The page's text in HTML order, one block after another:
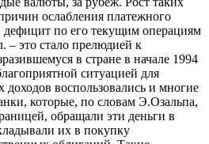
ослабления платежного
дефицит по его текущим операциям
– это стало прелюдией к
в стране в начале 1994
ситуацией для
доходов воспользовались и многие
которые, по словам Э.Озальпа,
обращали эти деньги в
их в покупку